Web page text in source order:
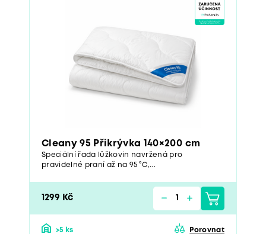
Cleany 95 Přikrývka 140×200 cm
Speciální řada lůžkovin navržená pro
pravidelné praní až na 95 °C,...
1299 Kč
>5 ks Porovnat